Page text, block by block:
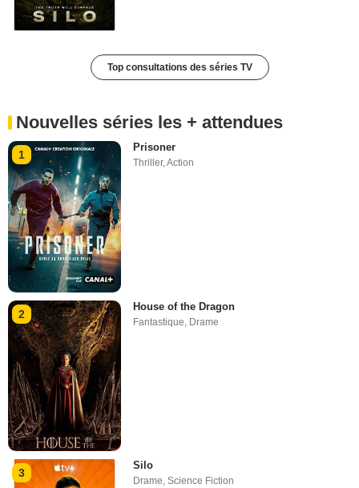
Top consultations des séries TV
Nouvelles séries les + attendues
1
Prisoner
Thriller,Action
2
House of the Dragon
Fantastique Drame
3
Silo
Drame,Science Fiction